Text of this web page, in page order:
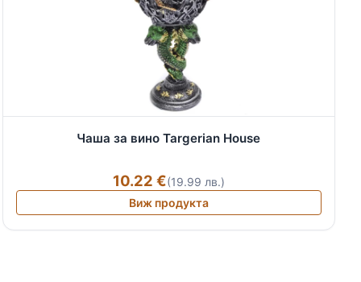
Чаша за вино Targerian House
10.22 €(19.99 лв.)
Виж продукта